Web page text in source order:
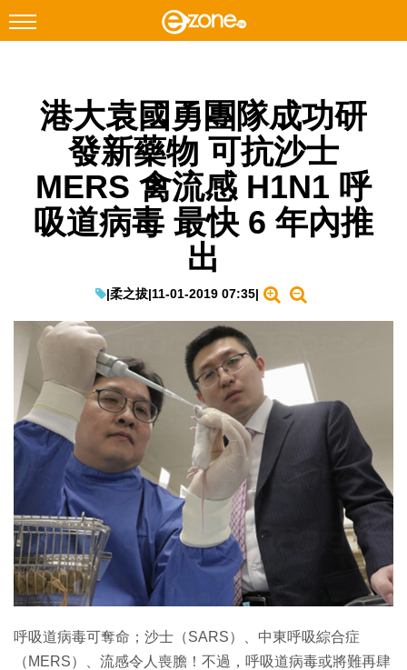
Facebook Instagram
網絡生活
遊戲動漫
IT Times
生成式AI與雲端應用
Enterprise Digital Transformation
特集
港大袁國勇團隊成功研
發新藥物 可抗沙士
MERS 禽流感 H1N1 呼
吸道病毒 最快 6 年內推
出
|柔之拔|11-01-2019 07:35|
呼吸道病毒可奪命；沙士（SARS）、中東呼吸綜合症
（MERS）、流感令人喪膽！不過，呼吸道病毒或將難再肆